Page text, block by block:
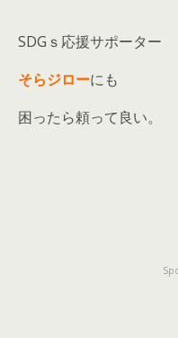
SDGｓ応援サポーター
そらジローにも
困ったら頼って良い。